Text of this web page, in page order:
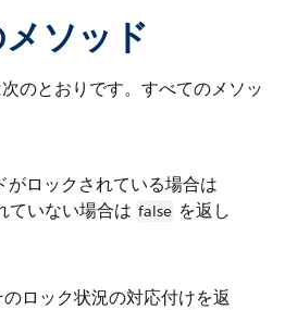
ソッド
のとおりです。すべてのメソッ
がロックされている場合は
ていない場合は false を返し
ロック状況の対応付けを返